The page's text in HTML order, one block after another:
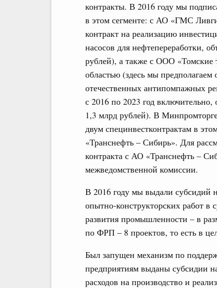
контракты. В 2016 году мы
в этом сегменте: с АО «ГМС
контракт на реализацию
насосов для нефтепереработки,
рублей), а также с ООО «Томские
областью (здесь мы
отечественных антипомпажных
с 2016 по 2023 год
1,3 млрд рублей). В
двум специнвестконтрактам в
«Транснефть – Сибирь». Для
контракта с АО «Транснефть –
межведомственной комиссии.
В 2016 году мы выдали субсидий
опытно-конструкторских работ
развития промышленности – в
по ФРП – 8 проектов, то есть в
Был запущен механизм по
предприятиям выданы субсидии
расходов на производство и